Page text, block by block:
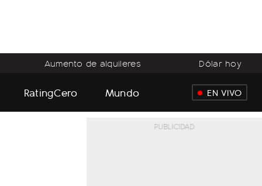
Aumento de alquileres Dólar hoy
RatingCero Mundo EN VIVO